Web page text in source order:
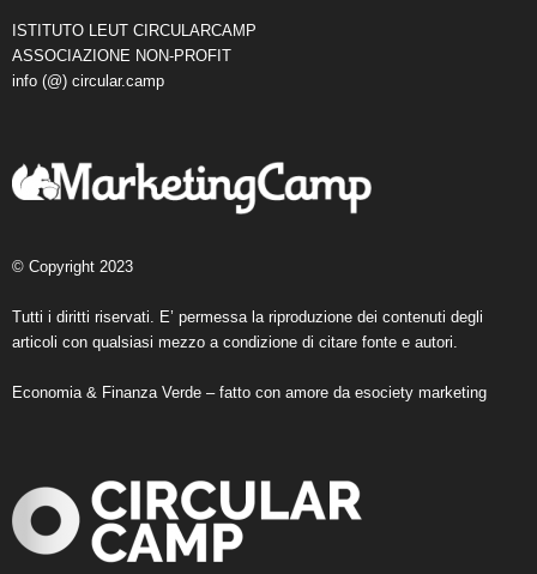
ISTITUTO LEUT CIRCULARCAMP
ASSOCIAZIONE NON-PROFIT
info (@) circular.camp
© Copyright 2023
Tutti i diritti riservati. E’ permessa la riproduzione dei contenuti degli
articoli con qualsiasi mezzo a condizione di citare fonte e autori.
Economia & Finanza Verde – fatto con amore da esociety marketing